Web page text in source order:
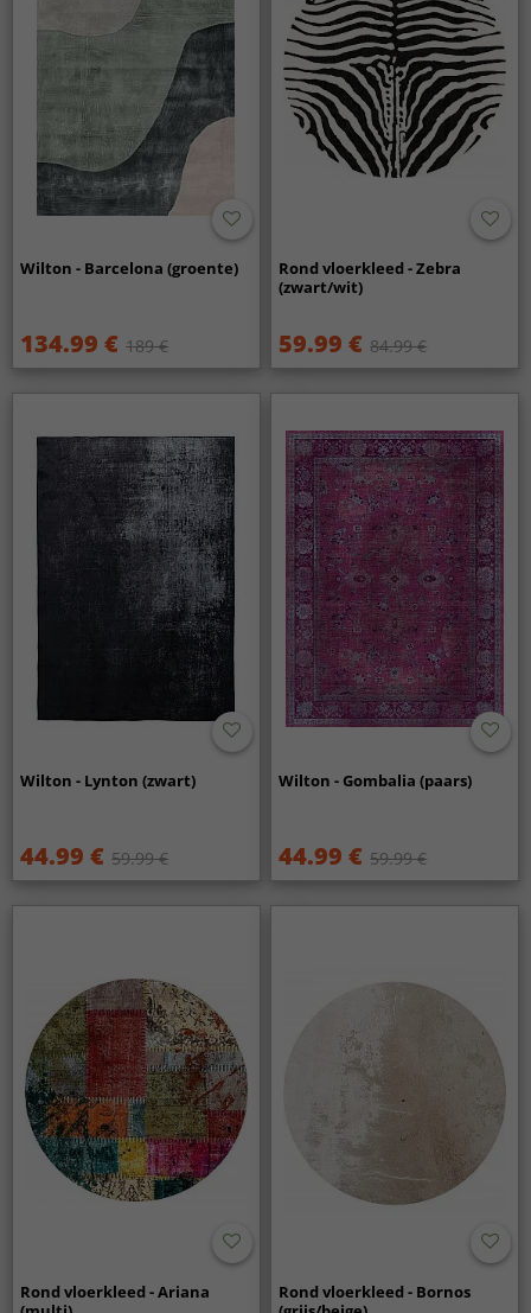
Wilton - Barcelona (groente)
134.99 € 189 €
Rond vloerkleed - Zebra
(zwart/wit)
59.99 € 84.99 €
Wilton - Lynton (zwart)
44.99 € 59.99 €
Wilton - Gombalia (paars)
44.99 € 59.99 €
Rond vloerkleed - Ariana
Rond vloerkleed - Bornos